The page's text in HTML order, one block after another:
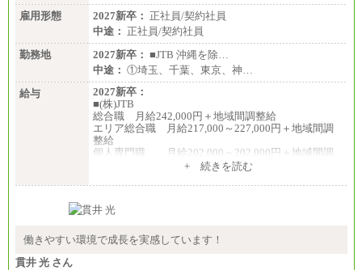
雇用形態
2027新卒： 正社員/契約社員
中途： 正社員/契約社員
勤務地
2027新卒： ■JTB 沖縄を除…
中途： ①埼玉、千葉、東京、神…
給与
2027新卒：
■(株)JTB
総合職 月給242,000円＋地域間調整給
エリア総合職 月給217,000～227,000円＋地域間調
整給
個人専門職 月給202,000～202,000円＋地域間調
総合職 月給208,000～235,000円
※詳細はJTBキャリアサイトよりご確認ください。
+ 続きを読む
働きやすい環境で成長を実感しています！
貫井 光 さん